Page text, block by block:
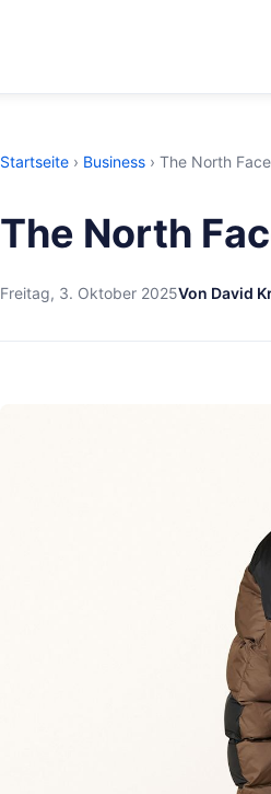
Startseite › Business › The North
The North
Freitag, 3. Oktober 2025Von David